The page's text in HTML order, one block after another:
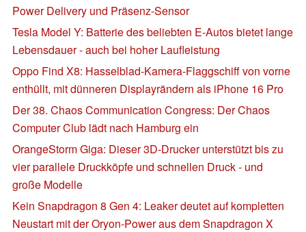
Power Delivery und Präsenz-Sensor
Tesla Model Y: Batterie des beliebten E-Autos bietet lange
Lebensdauer - auch bei hoher Laufleistung
Oppo Find X8: Hasselblad-Kamera-Flaggschiff von vorne
enthüllt, mit dünneren Displayrändern als iPhone 16 Pro
Der 38. Chaos Communication Congress: Der Chaos
Computer Club lädt nach Hamburg ein
OrangeStorm Giga: Dieser 3D-Drucker unterstützt bis zu
vier parallele Druckköpfe und schnellen Druck - und
große Modelle
Kein Snapdragon 8 Gen 4: Leaker deutet auf kompletten
Neustart mit der Oryon-Power aus dem Snapdragon X